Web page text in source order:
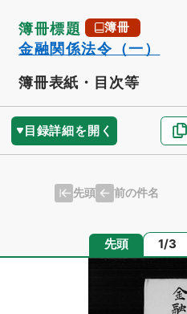
簿冊標題 簿冊
金融関係法令（一）
簿冊表紙・目次等
目録詳細を開く
先頭 前の件名
先頭 ページ